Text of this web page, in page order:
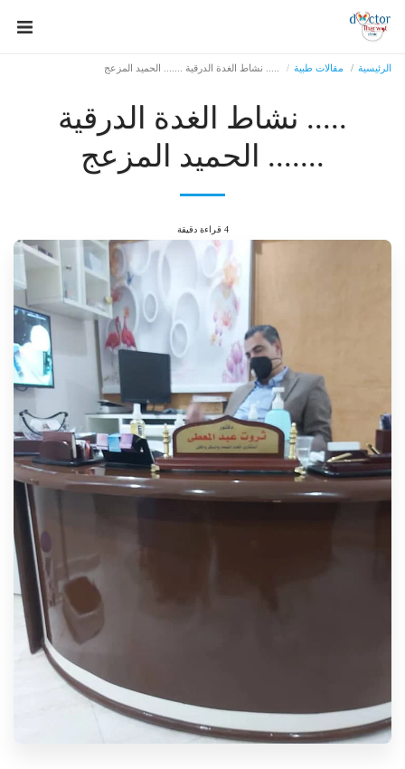
الرئيسية مقالات طبية ..... نشاط الغدة الدرقية ....... الحميد المزعج
..... نشاط الغدة الدرقية
....... الحميد المزعج
4 قراءة دقيقة